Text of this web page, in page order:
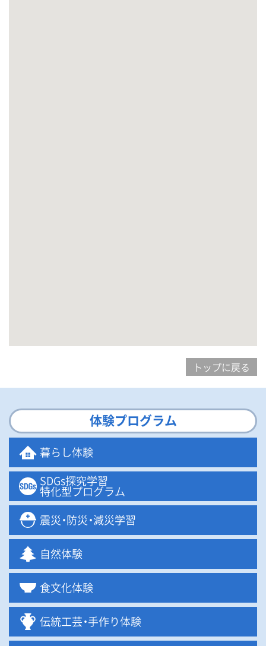
トップに戻る
体験プログラム
暮らし体験
SDGs探究学習
特化型プログラム
震災・防災・減災学習
自然体験
食文化体験
伝統工芸・手作り体験